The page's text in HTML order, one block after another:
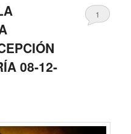
08-12-
1